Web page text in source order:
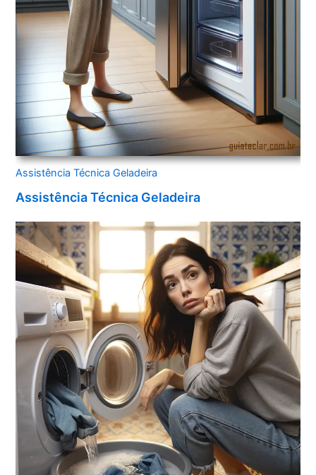
Assistência Técnica Geladeira
Assistência Técnica Geladeira